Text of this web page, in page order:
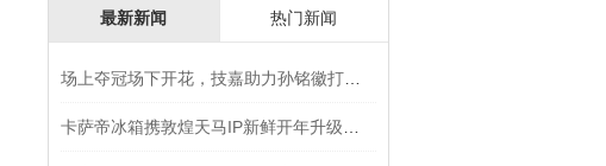
最新新闻 热门新闻